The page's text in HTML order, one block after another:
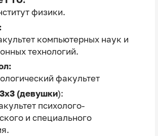
физики.
компьютерных наук и
технологий.
факультет
(девушки):
психолого-
и специального